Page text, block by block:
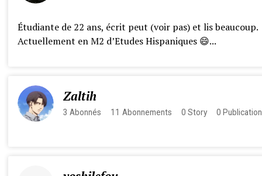
Étudiante de 22 ans, écrit peut (voir pas) et lis beaucoup.
Actuellement en M2 d’Etudes Hispaniques 😄...
Zaltih
3 Abonnés 11 Abonnements 0 Story 0 Publication